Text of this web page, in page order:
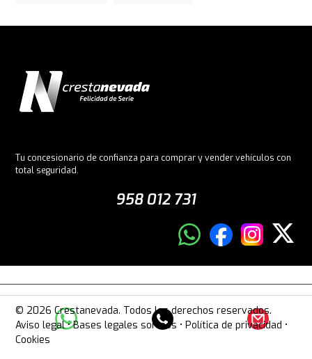
Tu concesionario de confianza para comprar y vender vehículos con
total seguridad.
958 012 731
© 2026 Crestanevada. Todos los derechos reservados.
Aviso legal•Bases legales sorteos •Política de privacidad •
Cookies